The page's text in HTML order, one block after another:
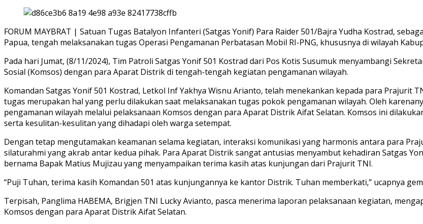
FORUM MAYBRAT | Satuan Tugas Batalyon Infanteri (Satgas Yonif) Para Raider 501/Bajra Yudha Kostrad,
Papua, tengah melaksanakan tugas Operasi Pengamanan Perbatasan Mobil RI-PNG, khususnya di wilayah
Pada hari Jumat, (8/11/2024), Tim Patroli Satgas Yonif 501 Kostrad dari Pos Kotis Susumuk menyambangi
Sosial (Komsos) dengan para Aparat Distrik di tengah-tengah kegiatan pengamanan wilayah.
Komandan Satgas Yonif 501 Kostrad, Letkol Inf Yakhya Wisnu Arianto, telah menekankan kepada para Prajurit
tugas merupakan hal yang perlu dilakukan saat melaksanakan tugas pokok pengamanan wilayah. Oleh
pengamanan wilayah melalui pelaksanaan Komsos dengan para Aparat Distrik Aifat Selatan. Komsos ini
serta kesulitan-kesulitan yang dihadapi oleh warga setempat.
Dengan tetap mengutamakan keamanan selama kegiatan, interaksi komunikasi yang harmonis antara para
silaturahmi yang akrab antar kedua pihak. Para Aparat Distrik sangat antusias menyambut kehadiran Satgas
bernama Bapak Matius Mujizau yang menyampaikan terima kasih atas kunjungan dari Prajurit TNI.
“Puji Tuhan, terima kasih Komandan 501 atas kunjungannya ke kantor Distrik. Tuhan memberkati,” ucapnya
Terpisah, Panglima HABEMA, Brigjen TNI Lucky Avianto, pasca menerima laporan pelaksanaan kegiatan,
Komsos dengan para Aparat Distrik Aifat Selatan.